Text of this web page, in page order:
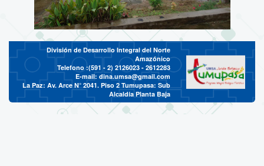
División de Desarrollo Integral del Norte
Amazónico
Telefono :(591 - 2) 2126023 - 2612283
E-mail: dina.umsa@gmail.com
La Paz: Av. Arce N° 2041. Piso 2 Tumupasa: Sub
Alcaldía Planta Baja